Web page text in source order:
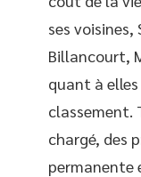
ses
Billancourt,
quant à
classement.
chargé, des
permanente